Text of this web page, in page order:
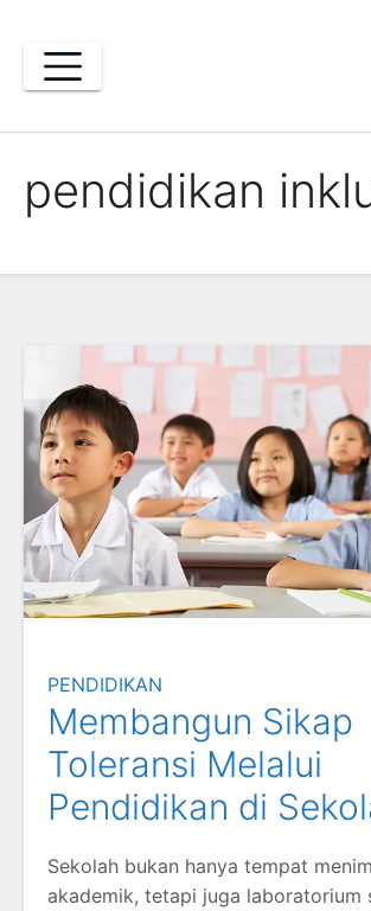
content
pendidikan
PENDIDIKAN
Membangun Sikap
Toleransi Melalui
Pendidikan di
Sekolah bukan hanya tempat
akademik, tetapi juga laboratorium